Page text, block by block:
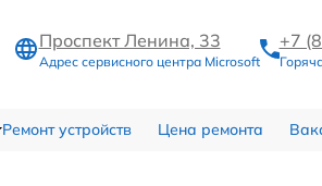
Проспект Ленина, 33
Адрес сервисного центра Microsoft
+7
Ремонт устройств Цена ремонта